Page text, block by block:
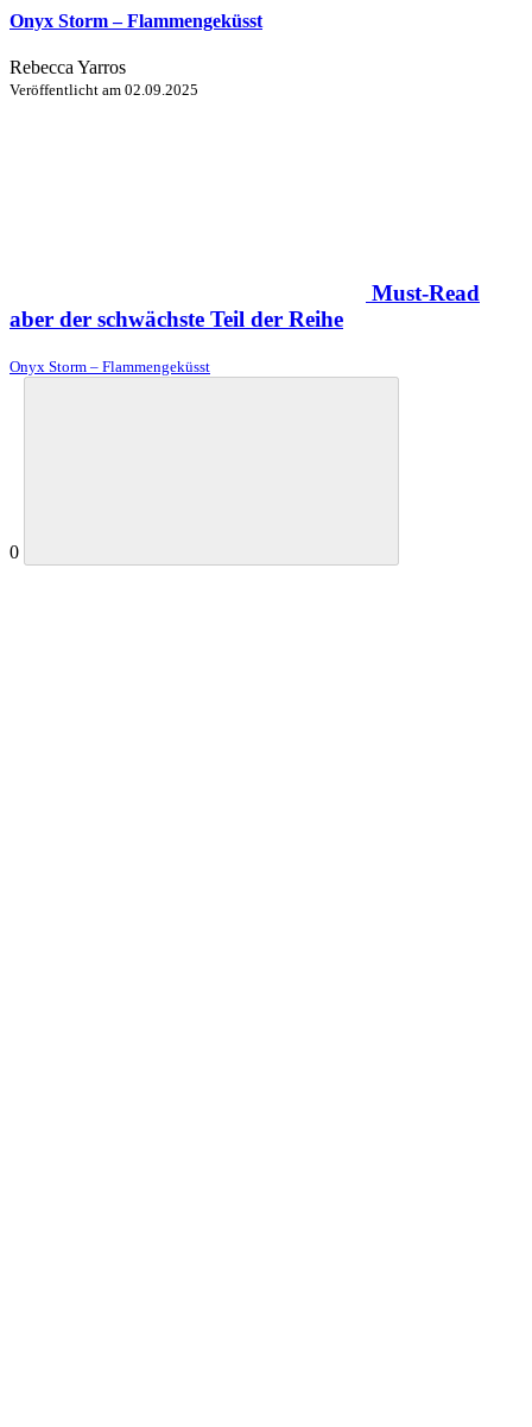
Onyx Storm – Flammengeküsst
Rebecca Yarros
Veröffentlicht am 02.09.2025
Must-Read
aber der schwächste Teil der Reihe
Onyx Storm – Flammengeküsst
0